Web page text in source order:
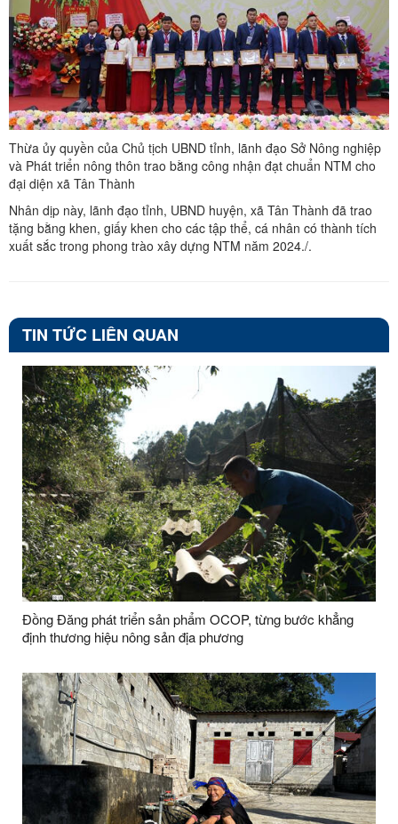
Thừa ủy quyền của Chủ tịch UBND tỉnh, lãnh đạo Sở Nông nghiệp
và Phát triển nông thôn trao bằng công nhận đạt chuẩn NTM cho
đại diện xã Tân Thành
Nhân dịp này, lãnh đạo tỉnh, UBND huyện, xã Tân Thành đã trao
tặng bằng khen, giấy khen cho các tập thể, cá nhân có thành tích
xuất sắc trong phong trào xây dựng NTM năm 2024./.
TIN TỨC LIÊN QUAN
Đồng Đăng phát triển sản phẩm OCOP, từng bước khẳng
định thương hiệu nông sản địa phương